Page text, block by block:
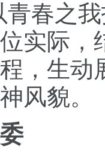
之我
实际，
，生动
风貌。